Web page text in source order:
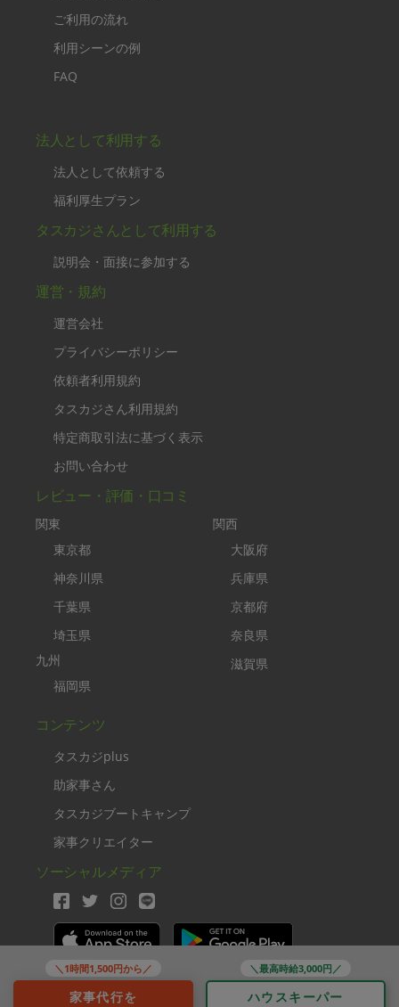
＼1時間1,500円から／
家事代行を
＼最高時給3,000円／
ハウスキーパー
ご利用の流れ
利用シーンの例
FAQ
法人として利用する
法人として依頼する
福利厚生プラン
タスカジさんとして利用する
説明会・面接に参加する
運営・規約
運営会社
プライバシーポリシー
依頼者利用規約
タスカジさん利用規約
特定商取引法に基づく表示
お問い合わせ
レビュー・評価・口コミ
関東
東京都
神奈川県
千葉県
埼玉県
九州
福岡県
関西
大阪府
兵庫県
京都府
奈良県
滋賀県
コンテンツ
タスカジplus
助家事さん
タスカジブートキャンプ
家事クリエイター
ソーシャルメディア